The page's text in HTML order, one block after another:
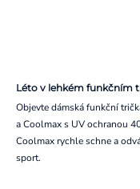
Léto v lehkém funkčním
Objevte dámská funkční
a Coolmax s UV ochranou
Coolmax rychle schne a
sport.